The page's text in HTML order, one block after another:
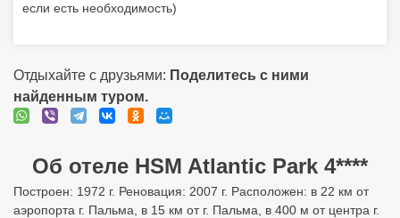
если есть необходимость)
Отдыхайте с друзьями: Поделитесь с ними
найденным туром.
Об отеле HSM Atlantic Park 4****
Построен: 1972 г. Реновация: 2007 г. Расположен: в 22 км от
аэропорта г. Пальма, в 15 км от г. Пальма, в 400 м от центра г.